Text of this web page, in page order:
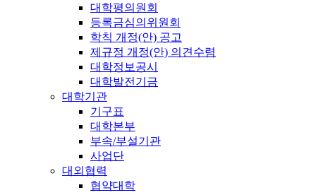
대학평의원회
등록금심의위원회
학칙 개정(안) 공고
제규정 개정(안) 의견수렴
대학정보공시
대학발전기금
대학기관
기구표
대학본부
부속/부설기관
사업단
대외협력
협약대학